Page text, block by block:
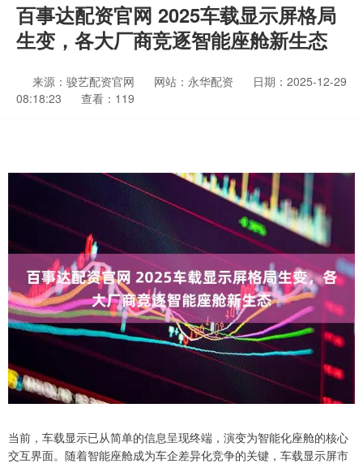
百事达配资官网 2025车载显示屏格局
生变，各大厂商竞逐智能座舱新生态
来源：骏艺配资官网 网站：永华配资
日期：2025-12-29
08:18:23
查看：119
当前，车载显示已从简单的信息呈现终端，演变为智能化座舱的核心
交互界面。随着智能座舱成为车企差异化竞争的关键，车载显示屏市